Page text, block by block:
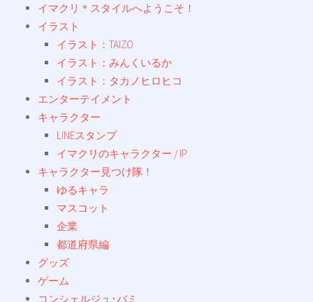
イマクリ＊スタイルへようこそ！
イラスト
イラスト：TAIZO
イラスト：みんくいるか
イラスト：タカノヒロヒコ
エンターテイメント
キャラクター
LINEスタンプ
イマクリのキャラクター / IP
キャラクター見つけ隊！
ゆるキャラ
マスコット
企業
都道府県編
グッズ
ゲーム
コンシェルジュ･バミ